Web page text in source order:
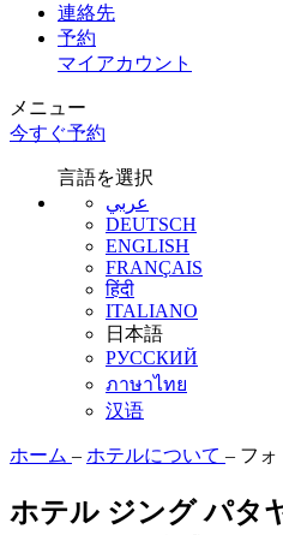
連絡先
予約
マイアカウント
メニュー
今すぐ予約
言語を選択
عربي
DEUTSCH
ENGLISH
FRANÇAIS
हिंदी
ITALIANO
日本語
РУССКИЙ
ภาษาไทย
汉语
ホーム – ホテルについて – フォ
ホテル ジング パタ